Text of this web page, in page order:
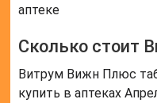
аптеке
Сколько стоит
Витрум Вижн Плюс
купить в аптеках